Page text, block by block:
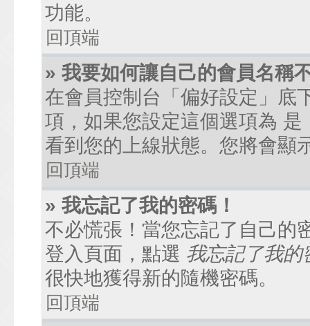
功能。
回頂端
» 我要如何讓自己的會員名稱
在會員控制台「偏好設定」底
項，如果您設定這個選項為 是
看到您的上線狀態。您將會顯
回頂端
» 我忘記了我的密碼！
不必慌張！當您忘記了自己的
登入頁面，點選 我忘記了我的
很快地獲得新的隨機密碼。
回頂端